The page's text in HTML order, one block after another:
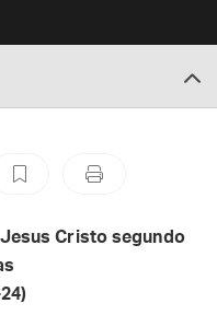
Cristo segundo